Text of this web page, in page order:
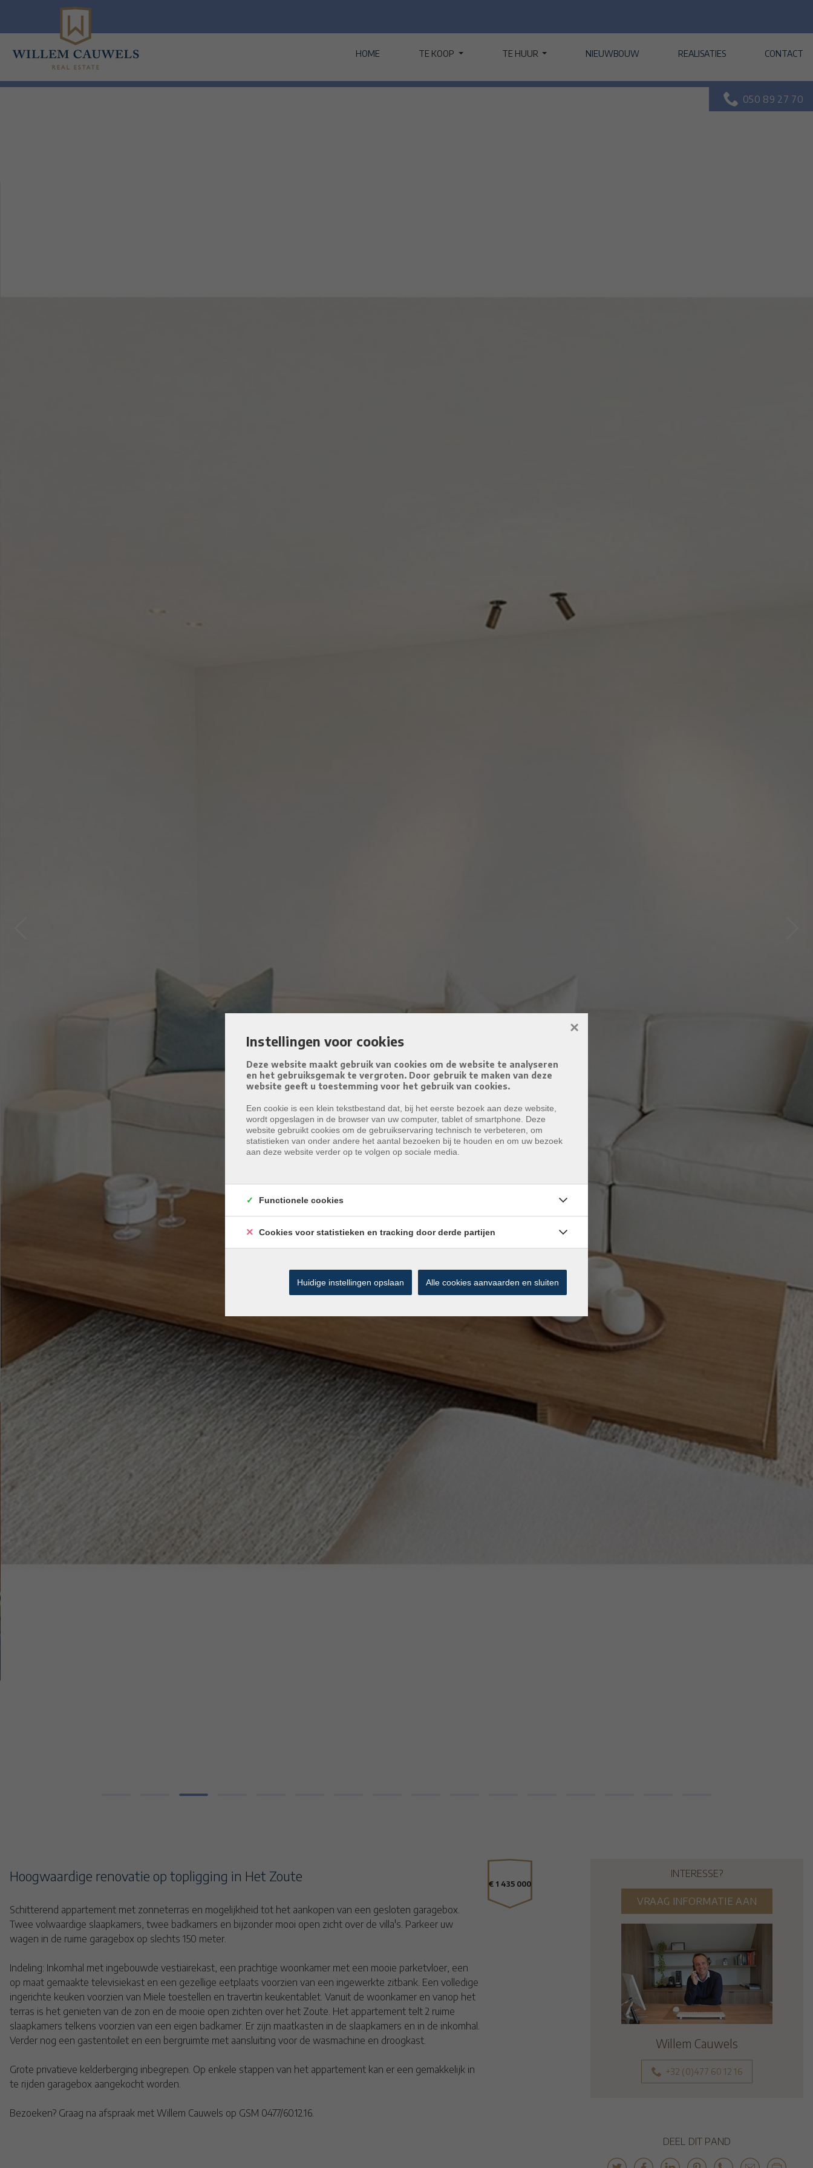
Menu overslaan en naar de inhoud gaan
HOME TE KOOP TE HUUR NIEUWBOUW REALISATIES CONTACT
050 89 27 70
Hoogwaardige renovatie op topligging in Het Zoute € 1 435 000
Schitterend appartement met zonneterras en mogelijkheid tot het aankopen van een gesloten garagebox.
Twee volwaardige slaapkamers, twee badkamers en bijzonder mooi open zicht over de villa's. Parkeer uw
wagen in de ruime garagebox op slechts 150 meter.
Indeling: Inkomhal met ingebouwde vestiairekast, een prachtige woonkamer met een mooie parketvloer, een
op maat gemaakte televisiekast en een gezellige eetplaats voorzien van een ingewerkte zitbank. Een volledige
ingerichte keuken voorzien van Miele toestellen en travertin keukentablet. Vanuit de woonkamer en vanop het
terras is het genieten van de zon en de mooie open zichten over het Zoute. Het appartement telt 2 ruime
slaapkamers telkens voorzien van een eigen badkamer. Er zijn maatkasten in de slaapkamers en in de inkomhal.
Verder nog een gastentoilet en een bergruimte met aansluiting voor de wasmachine en droogkast.
Grote privatieve kelderberging inbegrepen. Op enkele stappen van het appartement kan er een gemakkelijk in
te rijden garagebox aangekocht worden.
Bezoeken? Graag na afspraak met Willem Cauwels op GSM 0477/60.12.16.
DEEL DIT PAND
INTERESSE?
VRAAG INFORMATIE AAN
Willem Cauwels
+32 (0)477 60 12 16
Instellingen voor cookies
Deze website maakt gebruik van cookies om de website te analyseren
en het gebruiksgemak te vergroten. Door gebruik te maken van deze
website geeft u toestemming voor het gebruik van cookies.
Een cookie is een klein tekstbestand dat, bij het eerste bezoek aan deze website,
wordt opgeslagen in de browser van uw computer, tablet of smartphone. Deze
website gebruikt cookies om de gebruikservaring technisch te verbeteren, om
statistieken van onder andere het aantal bezoeken bij te houden en om uw bezoek
aan deze website verder op te volgen op sociale media.
×
Functionele cookies
Cookies voor statistieken en tracking door derde partijen
Huidige instellingen opslaan Alle cookies aanvaarden en sluiten